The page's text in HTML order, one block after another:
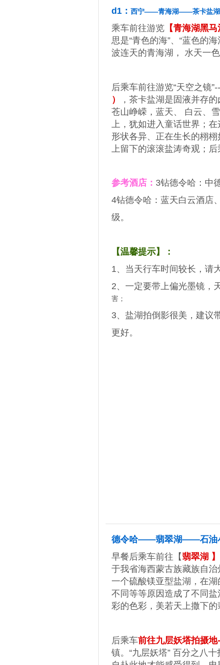
d1： 西宁——青海湖——茶卡盐
乘车前往游览 【青海湖黑
思是“青色的海”、“蓝色的
波连天的青海湖， 水天一
后乘车前往游览“天空之镜”--
）
，茶卡盐湖是固液并存
苍山峥嵘，蓝天、 白云、
上，犹如进入童话世界；
形状各异、正在生长的栩
上留下的滚滚盐涛奇观；
参考酒店： 3钻德令哈：中
4钻德令哈：蓝天白云酒店
级。
【温馨提示】：
1、当天行车时间较长，请
2、一定要带上偏光墨镜，
害；
3、盐湖拍倒影很美，建议
更好。
德令哈——翡翠湖——石油
早餐后乘车前往【翡翠湖
于我省海西蒙古族藏族自
一个硫酸镁亚型盐湖，在
不同等等原因造成了不同
彩的色彩，美若天上撒下
后乘车前往九层妖塔拍摄
镇。“九层妖塔” 百分之八